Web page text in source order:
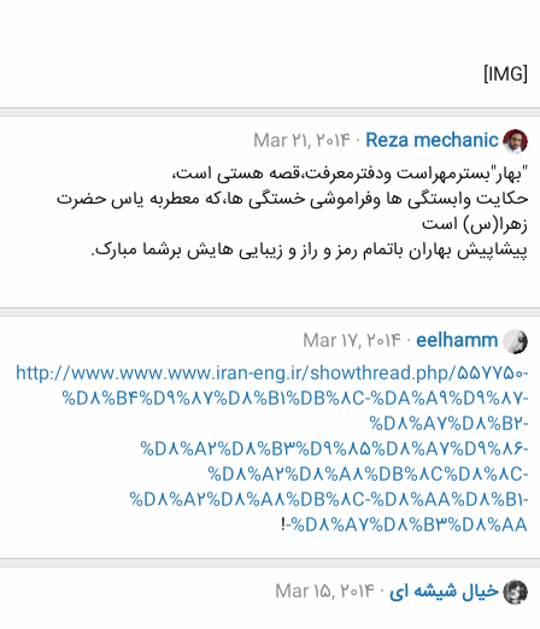
[IMG]
Reza mechanic
Mar 21, 2014
"بهار"بسترمهراست ودفترمعرفت،قصه هستی است،
حکایت وابستگی ها وفراموشی خستگی ها،که معطربه یاس حضرت
زهرا(س) است
پیشاپیش بهاران باتمام رمز و راز و زیبایی هایش برشما مبارک.
eelhamm
Mar 17, 2014
http://www.www.www.iran-eng.ir/showthread.php/557750-
%D8%B4%D9%87%D8%B1%DB%8C-%DA%A9%D9%87-
%D8%A7%D8%B2-
%D8%A2%D8%B3%D9%85%D8%A7%D9%86-
%D8%A2%D8%A8%DB%8C%D8%8C-
%D8%A2%D8%A8%DB%8C-%D8%AA%D8%B1-
%D8%A7%D8%B3%D8%AA-
!
خیال شیشه ای Mar 15, 2014